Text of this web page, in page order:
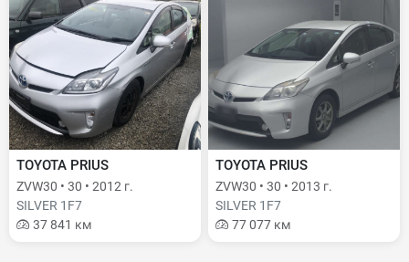
TOYOTA PRIUS
ZVW30 • 30 • 2012 г.
SILVER 1F7
37 841 км
TOYOTA PRIUS
ZVW30 • 30 • 2013 г.
SILVER 1F7
77 077 км